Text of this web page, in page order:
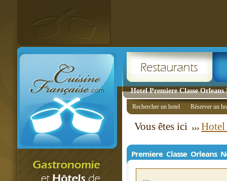
Hotel Premiere Classe
Rechercher un hotel Réserver un
Vous êtes ici Hotel
Premiere Classe Orleans